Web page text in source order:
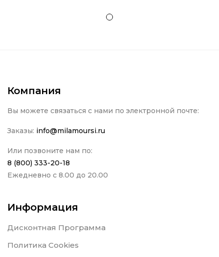
Компания
Вы можете связаться с нами по электронной почте:
Заказы: info@milamoursi.ru
Или позвоните нам по:
8 (800) 333-20-18
Ежедневно с 8.00 до 20.00
Информация
Дисконтная Программа
Политика Cookies